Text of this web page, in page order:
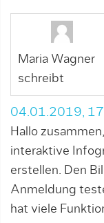
Maria Wagner
schreibt
04.01.2019,
Hallo
interaktive
erstellen. Den
Anmeldung
hat viele